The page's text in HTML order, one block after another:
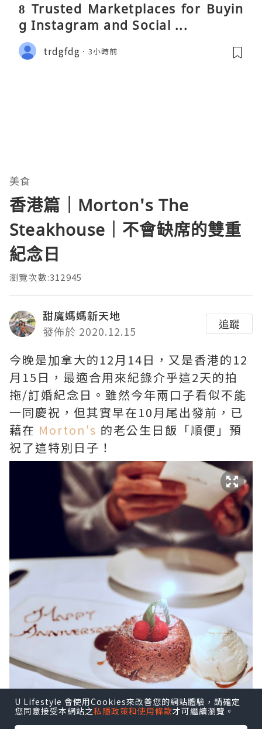
8 Trusted Marketplaces for Buyin
g Instagram and Social ...
trdgfdg 3小時前
美食
香港篇｜Morton's The
Steakhouse｜不會缺席的雙重
紀念日
瀏覽次數:312945
甜魔媽媽新天地
發佈於 2020.12.15
追蹤
今晚是加拿大的12月14日，又是香港的12
月15日，最適合用來紀錄介乎這2天的拍
拖/訂婚紀念日。雖然今年兩口子看似不能
一同慶祝，但其實早在10月尾出發前，已
藉在 Morton's 的老公生日飯「順便」預
祝了這特別日子！
U Lifestyle 會使用Cookies來改善您的網站體驗，請確定
您同意接受本網站之私隱政策和使用條款才可繼續瀏覽。